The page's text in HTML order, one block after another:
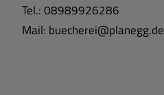
Tel.: 08989926286
Mail: buecherei@planegg.de